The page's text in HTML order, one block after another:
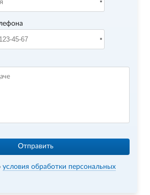
Отправить
условия обработки персональных